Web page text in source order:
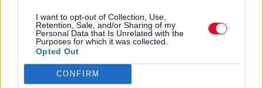
I want to opt-out of Collection, Use,
Retention, Sale, and/or Sharing of my
Personal Data that Is Unrelated with the
Purposes for which it was collected.
Opted Out
CONFIRM